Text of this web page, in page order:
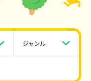
ジャンル